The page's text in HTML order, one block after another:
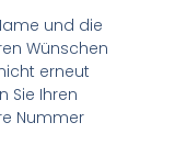
und die
Wünschen
erneut
Sie Ihren
Nummer